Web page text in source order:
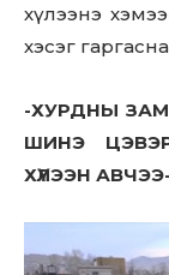
хүлээнэ
хэсэг
-ХУРДНЫ
ШИНЭ
ХҮЛЭЭН АВЧЭЭ-